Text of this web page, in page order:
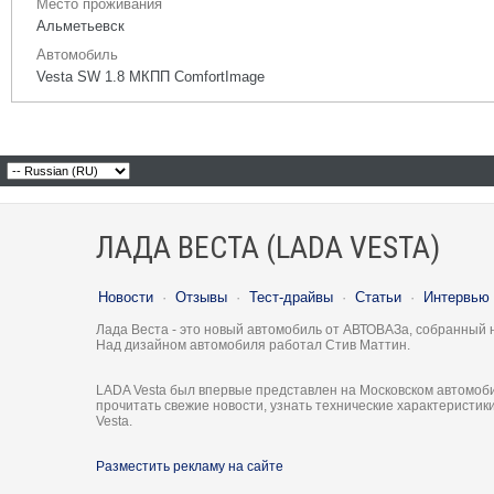
Место проживания
Альметьевск
Автомобиль
Vesta SW 1.8 МКПП ComfortImage
ЛАДА ВЕСТА (LADA VESTA)
Новости · Отзывы · Тест-драйвы · Статьи · Интервью
Лада Веста - это новый автомобиль от АВТОВАЗа, собранный
Над дизайном автомобиля работал Стив Маттин.
LADA Vesta был впервые представлен на Московском
прочитать свежие новости, узнать технические
Vesta.
Разместить рекламу на сайте